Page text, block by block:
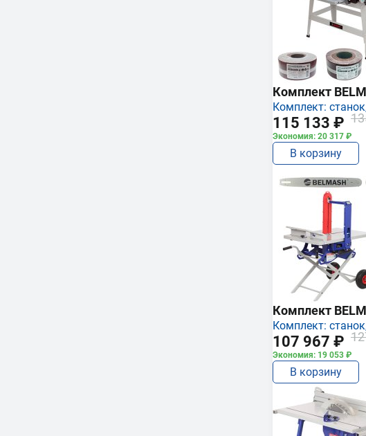
Комплект
Комплект:
115 133 ₽
Экономия: 20 317 ₽
В корзину
Комплект
Комплект:
107 967 ₽
Экономия: 19 053 ₽
В корзину